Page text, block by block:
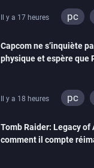
Il y a 17 heures pc
Capcom ne s’inquiète
physique et espère que
Il y a 18 heures pc
Tomb Raider: Legacy
comment il compte